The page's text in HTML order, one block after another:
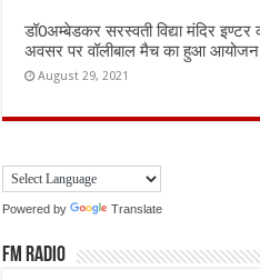
डॉ0अम्बेडकर सरस्वती विद्या मंदिर
अवसर पर वॉलीबाल मैच का हुआ आयोजन
August 29, 2021
Powered by Translate
FM Radio